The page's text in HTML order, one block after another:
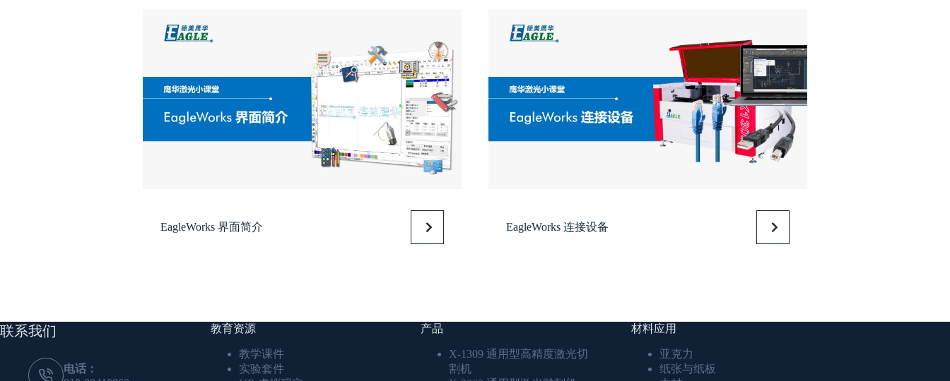
EagleWorks 界面简介 EagleWorks 连接设备
联系我们
电话：
教育资源
教学课件
实验套件
产品
X-1309 通用型高精度激光切
割机
材料应用
亚克力
纸张与纸板